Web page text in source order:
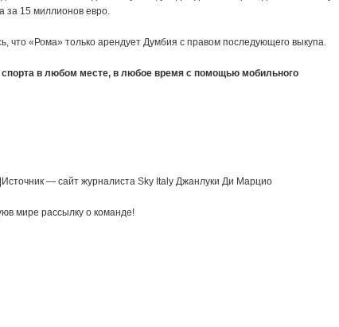
за 15 миллионов евро.
что «Рома» только арендует Думбия с правом последующего выкупа.
спорта в любом месте, в любое время с помощью мобильного
— сайт журналиста Sky Italy Джанлуки Ди Марцио
мире рассылку о команде!